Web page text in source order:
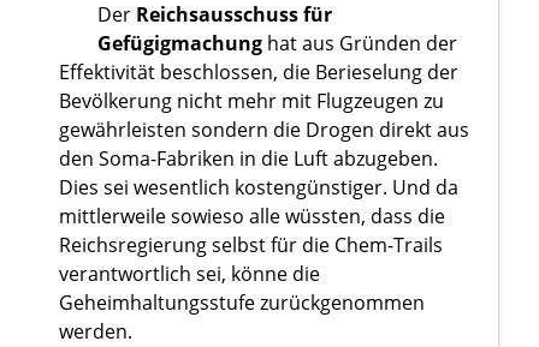
Der Reichsausschuss für
Gefügigmachunghat aus Gründen der
Effektivität beschlossen, die Berieselung der
Bevölkerung nicht mehr mit Flugzeugen zu
gewährleisten sondern die Drogen direkt aus
den Soma-Fabriken in die Luft abzugeben.
Dies sei wesentlich kostengünstiger. Und da
mittlerweile sowieso alle wüssten, dass die
Reichsregierung selbst für die Chem-Trails
verantwortlich sei, könne die
Geheimhaltungsstufe zurückgenommen
werden.